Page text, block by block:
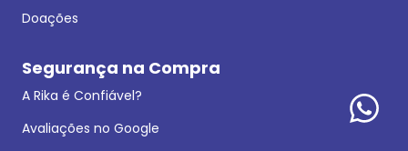
Doações
Segurança na Compra
A Rika é Confiável?
Avaliações no Google